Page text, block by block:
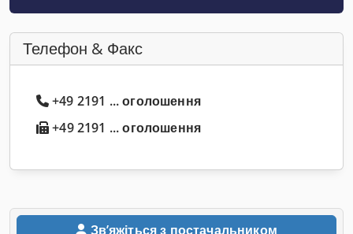
Телефон & Факс
+49 2191 ... оголошення
+49 2191 ... оголошення
Звʼяжіться з постачальником